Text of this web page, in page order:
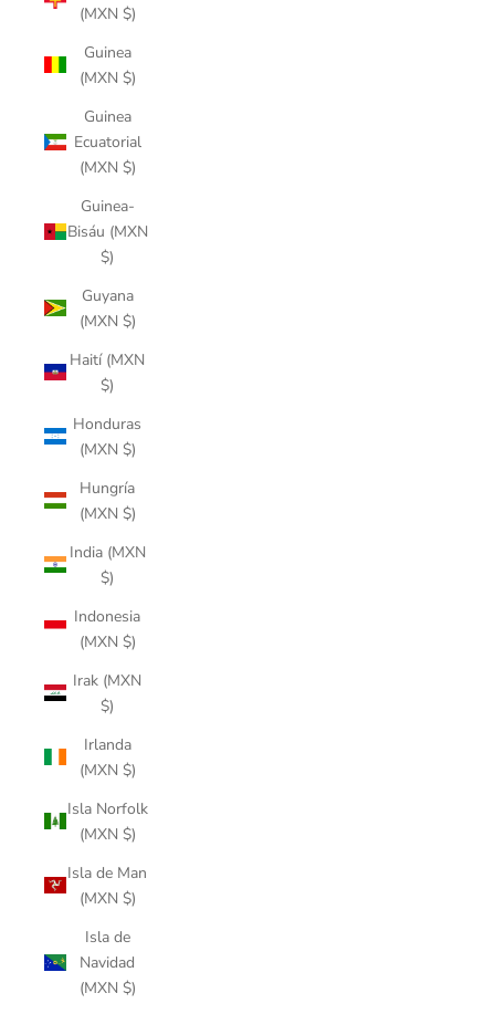
(MXN $)
Guinea
(MXN $)
Guinea
Ecuatorial
(MXN $)
Guinea-
Bisáu (MXN
$)
Guyana
(MXN $)
Haití (MXN
$)
Honduras
(MXN $)
Hungría
(MXN $)
India (MXN
$)
Indonesia
(MXN $)
Irak (MXN
$)
Irlanda
(MXN $)
Isla Norfolk
(MXN $)
Isla de Man
(MXN $)
Isla de
Navidad
(MXN $)